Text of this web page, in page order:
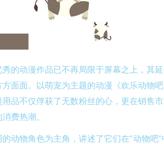
的动漫作品已不再局限于屏幕之上，其
面面。以萌宠为主题的动漫《欢乐动物
品不仅俘获了无数粉丝的心，更在销售
费热潮。
动物角色为主角，讲述了它们在“动物吧”